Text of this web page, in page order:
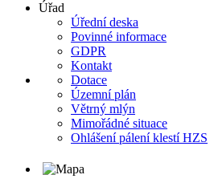
Úřad
Úřední deska
Povinné informace
GDPR
Kontakt
Dotace
Územní plán
Větrný mlýn
Mimořádné situace
Ohlášení pálení klestí HZS